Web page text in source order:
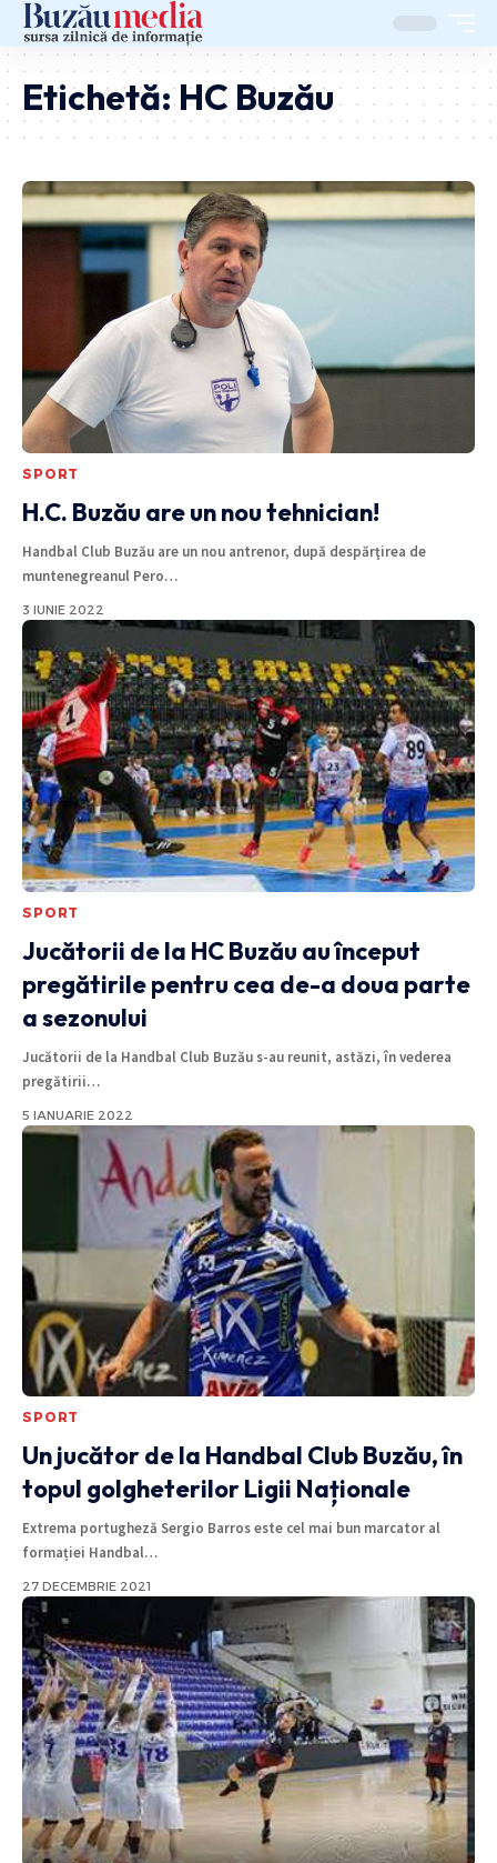
Etichetă:HC Buzău
SPORT
H.C. Buzău are un nou tehnician!
Handbal Club Buzău are un nou antrenor, după despărţirea de
muntenegreanul Pero…
3 IUNIE 2022
SPORT
Jucătorii de la HC Buzău au început
pregătirile pentru cea de-a doua parte
a sezonului
Jucătorii de la Handbal Club Buzău s-au reunit, astăzi, în vederea
pregătirii…
5 IANUARIE 2022
SPORT
Un jucător de la Handbal Club Buzău, în
topul golgheterilor Ligii Naționale
Extrema portugheză Sergio Barros este cel mai bun marcator al
formației Handbal…
27 DECEMBRIE 2021